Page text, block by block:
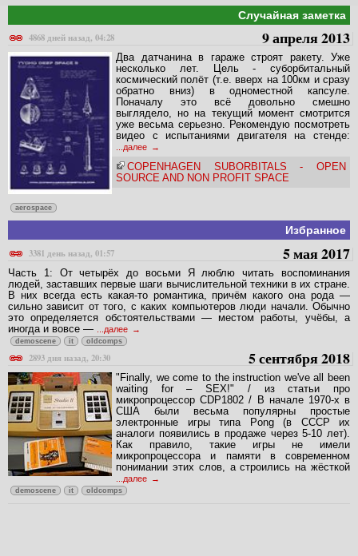
Случайная заметка
4868 дней назад, 04:28
9 апреля 2013
Два датчанина в гараже строят ракету. Уже
несколько лет. Цель - суборбитальный
космический полёт (т.е. вверх на 100км и сразу
обратно вниз) в одноместной капсуле.
Поначалу это всё довольно смешно
выглядело, но на текущий момент смотрится
уже весьма серьезно. Рекомендую посмотреть
видео с испытаниями двигателя на стенде:
...далее
COPENHAGEN SUBORBITALS - OPEN
SOURCE AND NON PROFIT SPACE
aerospace
Избранное
3381 день назад, 01:57
5 мая 2017
Часть 1: От четырёх до восьми Я люблю читать воспоминания
людей, заставших первые шаги вычислительной техники в их стране.
В них всегда есть какая-то романтика, причём какого она рода —
сильно зависит от того, с каких компьютеров люди начали. Обычно
это определяется обстоятельствами — местом работы, учёбы, а
иногда и вовсе —
...далее
demoscene it oldcomps
2893 дня назад, 20:30 5 сентября 2018
"Finally, we come to the instruction we've all been
waiting for – SEX!" / из статьи про
микропроцессор CDP1802 / В начале 1970-х в
США были весьма популярны простые
электронные игры типа Pong (в СССР их
аналоги появились в продаже через 5-10 лет).
Как правило, такие игры не имели
микропроцессора и памяти в современном
понимании этих слов, а строились на жёсткой
...далее
demoscene it oldcomps